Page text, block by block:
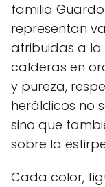
familia
representan
atribuidas a la
calderas en
y pureza,
heráldicos no
sino que
sobre la
Cada color,